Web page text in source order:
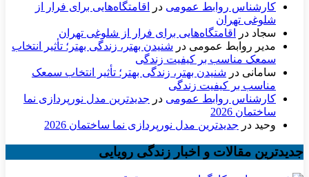
کارشناس روابط عمومی در
اقامتگاه‌هایی برای فرار از
شلوغی تهران
سجاد در
اقامتگاه‌هایی برای فرار از شلوغی تهران
مدیر روابط عمومی در شنیدن بهتر، زندگی بهتر؛ تأثیر انتخاب
سمعک مناسب بر کیفیت زندگی
سامانی در شنیدن بهتر، زندگی بهتر؛ تأثیر انتخاب سمعک
مناسب بر کیفیت زندگی
کارشناس روابط عمومی در جدیدترین مدل نورپردازی نما
ساختمان 2026
وحید در جدیدترین مدل نورپردازی نما ساختمان 2026
جدیدترین مقالات و اخبار زندگی رویایی